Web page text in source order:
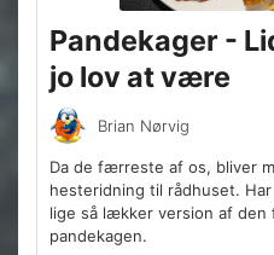
Pandekager -
jo lov at være
Brian Nørvig
Da de færreste af os, bliver
hesteridning til rådhuset.
lige så lækker version af
pandekagen.